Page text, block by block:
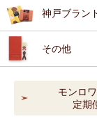
神戸ブラン
その他
モンロ
定期